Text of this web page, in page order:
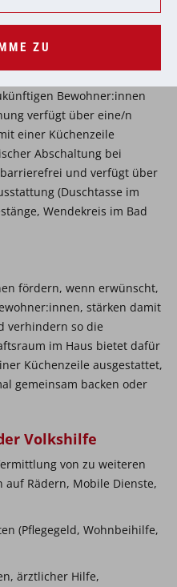
mit Barrierefreiheit
Bewohner:innen
verfügt über eine/n
einer Küchenzeile
Abschaltung bei
und verfügt über
(Duschtasse im
Wendekreis im Bad
fördern, wenn erwünscht,
stärken damit
verhindern so die
im Haus bietet dafür
Küchenzeile ausgestattet,
gemeinsam backen oder
Volkshilfe
von zu weiteren
auf Rädern, Mobile Dienste,
(Pflegegeld, Wohnbeihilfe,
ärztlicher Hilfe,
ZU